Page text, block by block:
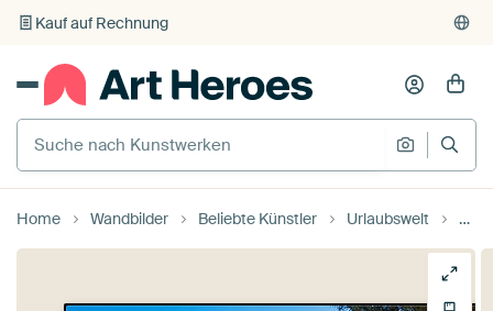
Kauf auf Rechnung
Individueller Druck auf Bestellung
Home Wandbilder Beliebte Künstler Urlaubswelt